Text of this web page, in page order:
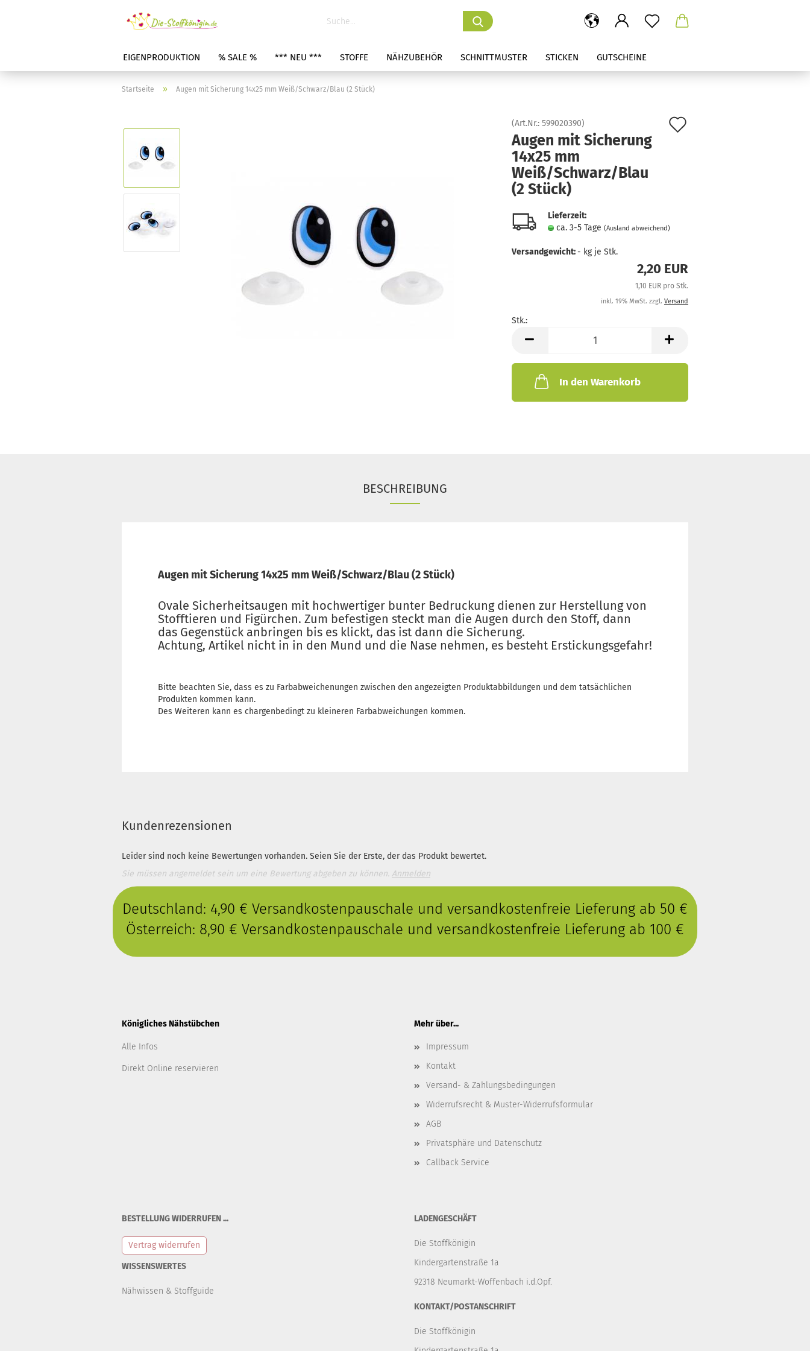
EIGENPRODUKTION % SALE % *** NEU *** STOFFE NÄHZUBEHÖR SCHNITTMUSTER STICKEN GUTSCHEINE
Startseite » Augen mit Sicherung 14x25 mm Weiß/Schwarz/Blau (2 Stück)
(Art.Nr.: 599020390)
Augen mit Sicherung
14x25 mm
Weiß/Schwarz/Blau
(2 Stück)
Lieferzeit:
ca. 3-5 Tage (Ausland abweichend)
Versandgewicht:- kg je Stk.
2,20 EUR
1,10 EUR pro Stk.
inkl. 19% MwSt. zzgl. Versand
Stk.:
In den Warenkorb
BESCHREIBUNG
Augen mit Sicherung 14x25 mm Weiß/Schwarz/Blau (2 Stück)
Ovale Sicherheitsaugen mit hochwertiger bunter Bedruckung dienen zur Herstellung von
Stofftieren und Figürchen. Zum befestigen steckt man die Augen durch den Stoff, dann
das Gegenstück anbringen bis es klickt, das ist dann die Sicherung.
Achtung, Artikel nicht in in den Mund und die Nase nehmen, es besteht Erstickungsgefahr!
Bitte beachten Sie, dass es zu Farbabweichenungen zwischen den angezeigten Produktabbildungen und dem tatsächlichen
Produkten kommen kann.
Des Weiteren kann es chargenbedingt zu kleineren Farbabweichungen kommen.
Kundenrezensionen
Leider sind noch keine Bewertungen vorhanden. Seien Sie der Erste, der das Produkt bewertet.
Sie müssen angemeldet sein um eine Bewertung abgeben zu können. Anmelden
Deutschland: 4,90 € Versandkostenpauschale und versandkostenfreie Lieferung ab 50 €
Österreich: 8,90 € Versandkostenpauschale und versandkostenfreie Lieferung ab 100 €
Königliches Nähstübchen
Alle Infos
Direkt Online reservieren
Mehr über...
Impressum
Kontakt
Versand- & Zahlungsbedingungen
Widerrufsrecht & Muster-Widerrufsformular
AGB
Privatsphäre und Datenschutz
Callback Service
BESTELLUNG WIDERRUFEN ...
Vertrag widerrufen
WISSENSWERTES
Nähwissen & Stoffguide
LADENGESCHÄFT
Die Stoffkönigin
Kindergartenstraße 1a
92318 Neumarkt-Woffenbach i.d.Opf.
KONTAKT/POSTANSCHRIFT
Die Stoffkönigin